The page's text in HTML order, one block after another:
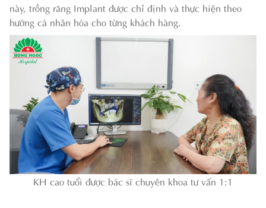
này, trồng răng Implant được chỉ định và thực hiện theo
hướng cá nhân hóa cho từng khách hàng.
KH cao tuổi được bác sĩ chuyên khoa tư vấn 1:1